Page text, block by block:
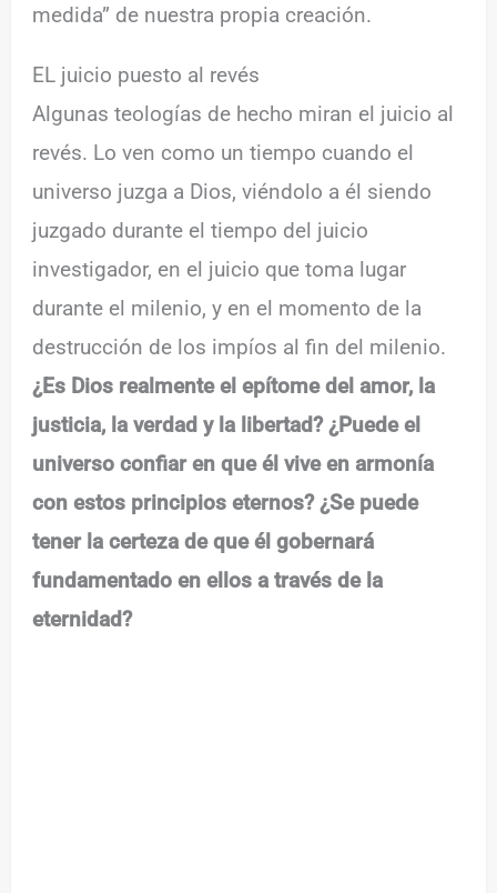
medida” de nuestra propia creación.
EL juicio puesto al revés
Algunas teologías de hecho miran el juicio al
revés. Lo ven como un tiempo cuando el
universo juzga a Dios, viéndolo a él siendo
juzgado durante el tiempo del juicio
investigador, en el juicio que toma lugar
durante el milenio, y en el momento de la
destrucción de los impíos al fin del milenio.
¿Es Dios realmente el epítome del amor, la
justicia, la verdad y la libertad? ¿Puede el
universo confiar en que él vive en armonía
con estos principios eternos? ¿Se puede
tener la certeza de que él gobernará
fundamentado en ellos a través de la
eternidad?